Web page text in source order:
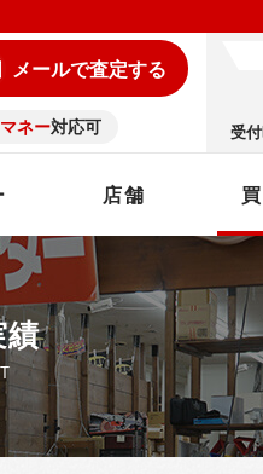
メールで査定する
ネー対応可 受
店舗
績